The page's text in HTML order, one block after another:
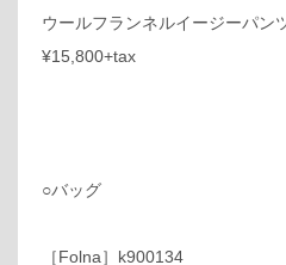
ウールフランネルイージーパン
¥15,800+tax
○バッグ
［Folna］k900134